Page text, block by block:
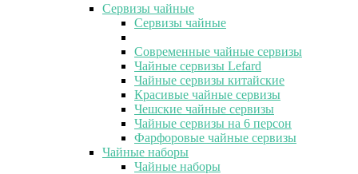
Сервизы чайные
Сервизы чайные
Современные чайные сервизы
Чайные сервизы Lefard
Чайные сервизы китайские
Красивые чайные сервизы
Чешские чайные сервизы
Чайные сервизы на 6 персон
Фарфоровые чайные сервизы
Чайные наборы
Чайные наборы